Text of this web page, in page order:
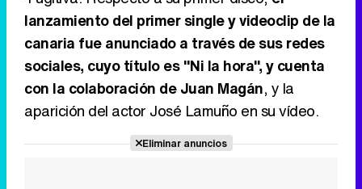
lanzamiento del primer single y videoclip de la
canaria fue anunciado a través de sus redes
sociales, cuyo título es "Ni la hora", y cuenta
con la colaboración de Juan Magán, y la
aparición del actor José Lamuño en su vídeo.
Eliminar anuncios